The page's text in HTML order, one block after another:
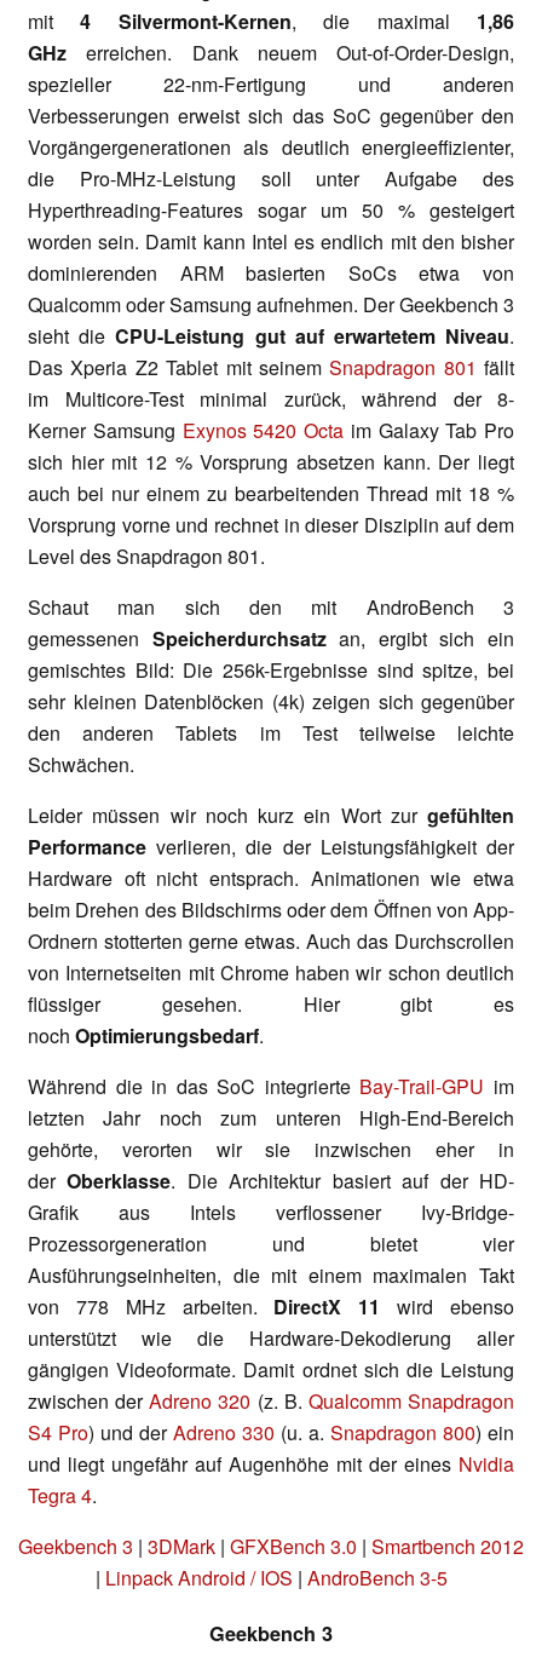
mit4 Silvermont-Kernen, die maximal 1,86
GHz erreichen. Dank neuem Out-of-Order-Design,
spezieller 22-nm-Fertigung und anderen
Verbesserungen erweist sich das SoC gegenüber den
Vorgängergenerationen als deutlich energieeffizienter,
die Pro-MHz-Leistung soll unter Aufgabe des
Hyperthreading-Features sogar um 50 % gesteigert
worden sein. Damit kann Intel es endlich mit den bisher
dominierenden ARM basierten SoCs etwa von
Qualcomm oder Samsung aufnehmen. Der Geekbench 3
sieht dieCPU-Leistung gut auf erwartetem Niveau.
Das Xperia Z2 Tablet mit seinemSnapdragon 801 fällt
im Multicore-Test minimal zurück, während der 8-
Kerner Samsung Exynos 5420 Octa im Galaxy Tab Pro
sich hier mit 12 % Vorsprung absetzen kann. Der liegt
auch bei nur einem zu bearbeitenden Thread mit 18 %
Vorsprung vorne und rechnet in dieser Disziplin auf dem
Level des Snapdragon 801.
Schaut man sich den mit AndroBench 3
gemessenen Speicherdurchsatzan, ergibt sich ein
gemischtes Bild: Die 256k-Ergebnisse sind spitze, bei
sehr kleinen Datenblöcken (4k) zeigen sich gegenüber
den anderen Tablets im Test teilweise leichte
Schwächen.
Leider müssen wir noch kurz ein Wort zur gefühlten
Performance verlieren, die der Leistungsfähigkeit der
Hardware oft nicht entsprach. Animationen wie etwa
beim Drehen des Bildschirms oder dem Öffnen von App-
Ordnern stotterten gerne etwas. Auch das Durchscrollen
von Internetseiten mit Chrome haben wir schon deutlich
flüssiger gesehen. Hier gibt es
noch Optimierungsbedarf.
Während die in das SoC integrierte Bay-Trail-GPU im
letzten Jahr noch zum unteren High-End-Bereich
gehörte, verorten wir sie inzwischen eher in
derOberklasse. Die Architektur basiert auf der HD-
Grafik aus Intels verflossener Ivy-Bridge-
Prozessorgeneration und bietet vier
Ausführungseinheiten, die mit einem maximalen Takt
von 778 MHz arbeiten. DirectX 11
wird ebenso
unterstützt wie die Hardware-Dekodierung aller
gängigen Videoformate. Damit ordnet sich die Leistung
zwischen derAdreno 320 (z. B. Qualcomm Snapdragon
S4 Pro) und derAdreno 330 (u. a. Snapdragon 800) ein
und liegt ungefähr auf Augenhöhe mit der eines Nvidia
Tegra 4.
Geekbench 3 | 3DMark | GFXBench 3.0 | Smartbench 2012
| Linpack Android / IOS | AndroBench 3-5
Geekbench 3